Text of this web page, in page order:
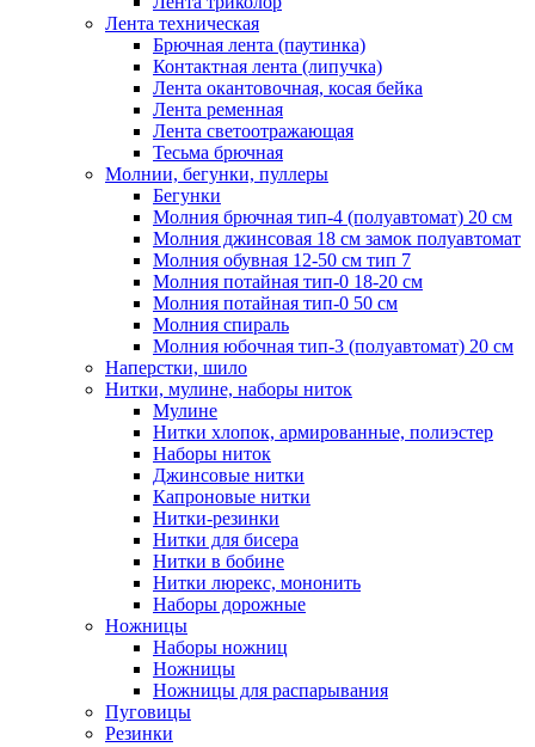
Лента техническая
Брючная лента (паутинка)
Контактная лента (липучка)
Лента окантовочная, косая бейка
Лента ременная
Лента светоотражающая
Тесьма брючная
Молнии, бегунки, пуллеры
Бегунки
Молния брючная тип-4 (полуавтомат) 20 см
Молния джинсовая 18 см замок полуавтомат
Молния обувная 12-50 см тип 7
Молния потайная тип-0 18-20 см
Молния потайная тип-0 50 см
Молния спираль
Молния юбочная тип-3 (полуавтомат) 20 см
Наперстки, шило
Нитки, мулине, наборы ниток
Мулине
Нитки хлопок, армированные, полиэстер
Наборы ниток
Джинсовые нитки
Капроновые нитки
Нитки-резинки
Нитки для бисера
Нитки в бобине
Нитки люрекс, мононить
Наборы дорожные
Ножницы
Наборы ножниц
Ножницы
Ножницы для распарывания
Пуговицы
Резинки